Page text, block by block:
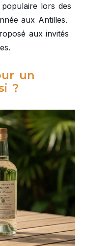
lors des
aux Antilles.
aux invités
un
?